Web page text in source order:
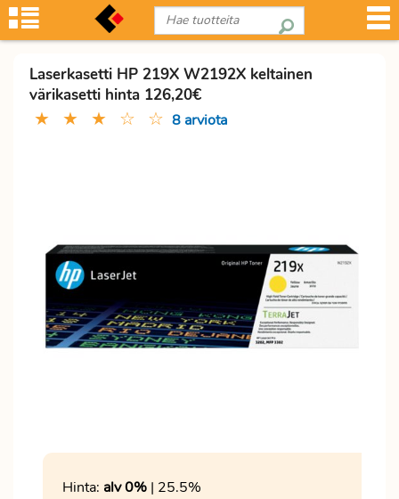
Laserkasetti HP 219X W2192X keltainen
värikasetti hinta 126,20€
★ ★ ★ ☆ ☆ 8 arviota
Hinta: alv 0% | 25.5%